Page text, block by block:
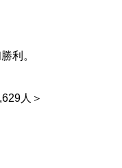
利。
人＞